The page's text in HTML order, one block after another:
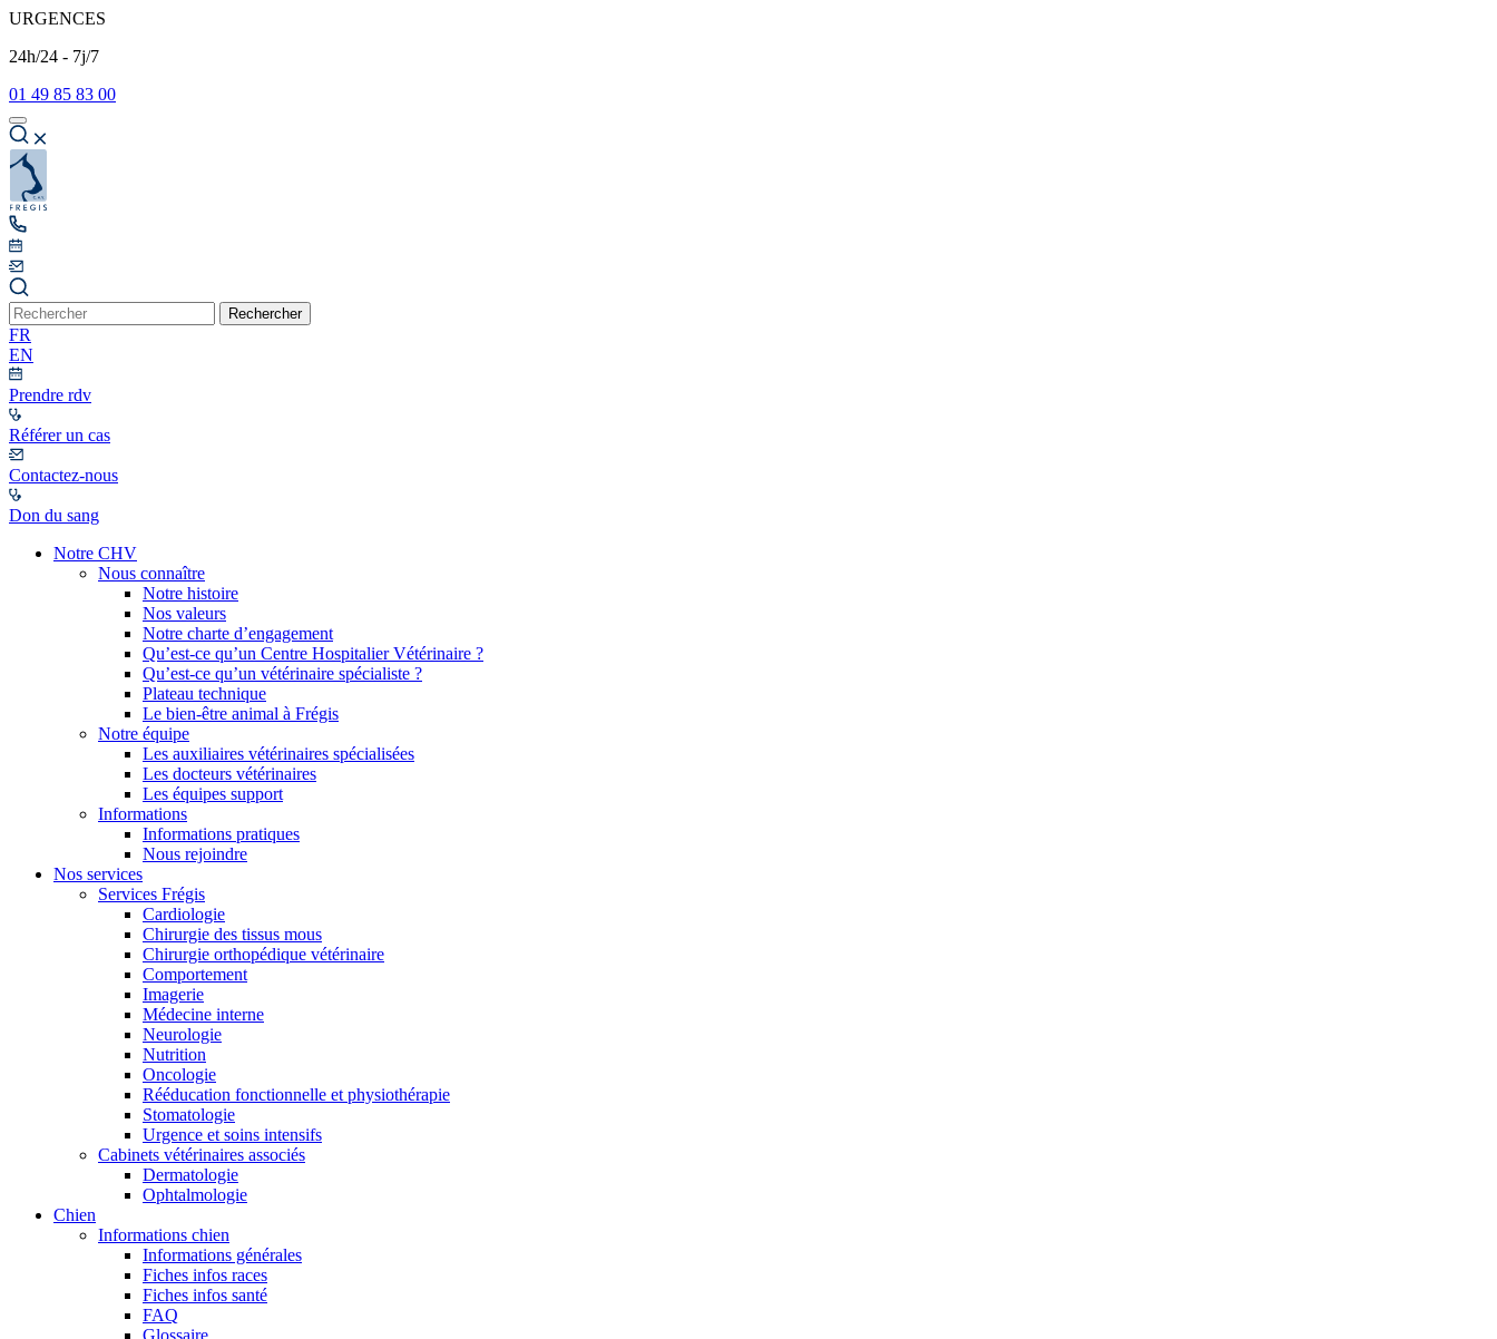
URGENCES
24h/24 - 7j/7
01 49 85 83 00
Rechercher
FR
EN
Prendre rdv
Référer un cas
Contactez-nous
Don du sang
Notre CHV
Nous connaître
Notre histoire
Nos valeurs
Notre charte d’engagement
Qu’est-ce qu’un Centre Hospitalier Vétérinaire ?
Qu’est-ce qu’un vétérinaire spécialiste ?
Plateau technique
Le bien-être animal à Frégis
Notre équipe
Les auxiliaires vétérinaires spécialisées
Les docteurs vétérinaires
Les équipes support
Informations
Informations pratiques
Nous rejoindre
Nos services
Services Frégis
Cardiologie
Chirurgie des tissus mous
Chirurgie orthopédique vétérinaire
Comportement
Imagerie
Médecine interne
Neurologie
Nutrition
Oncologie
Rééducation fonctionnelle et physiothérapie
Stomatologie
Urgence et soins intensifs
Cabinets vétérinaires associés
Dermatologie
Ophtalmologie
Chien
Informations chien
Informations générales
Fiches infos races
Fiches infos santé
FAQ
Glossaire